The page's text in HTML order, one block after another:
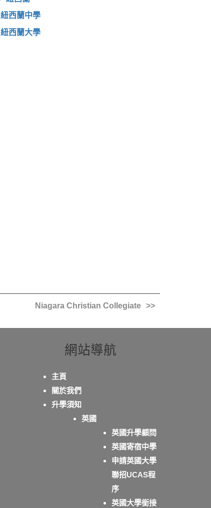
紐西蘭中學
紐西蘭大學
Niagara Christian Collegiate
網站導航
主頁
關於我們
升學須知
英國
英國升學顧問
英國寄宿中學
申請英國大學
聯招UCAS程
序
英國大學銜接